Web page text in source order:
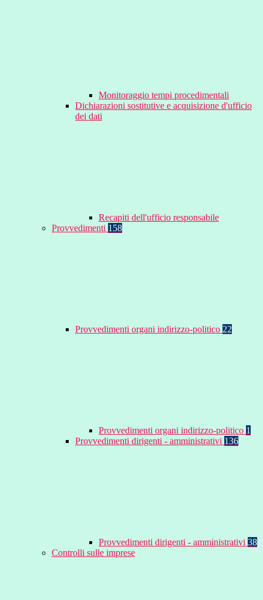
Monitoraggio tempi procedimentali
Dichiarazioni sostitutive e acquisizione d'ufficio
dei dati
Recapiti dell'ufficio responsabile
Provvedimenti 158
Provvedimenti organi indirizzo-politico 22
Provvedimenti organi indirizzo-politico 1
Provvedimenti dirigenti - amministrativi 136
Provvedimenti dirigenti - amministrativi 38
Controlli sulle imprese